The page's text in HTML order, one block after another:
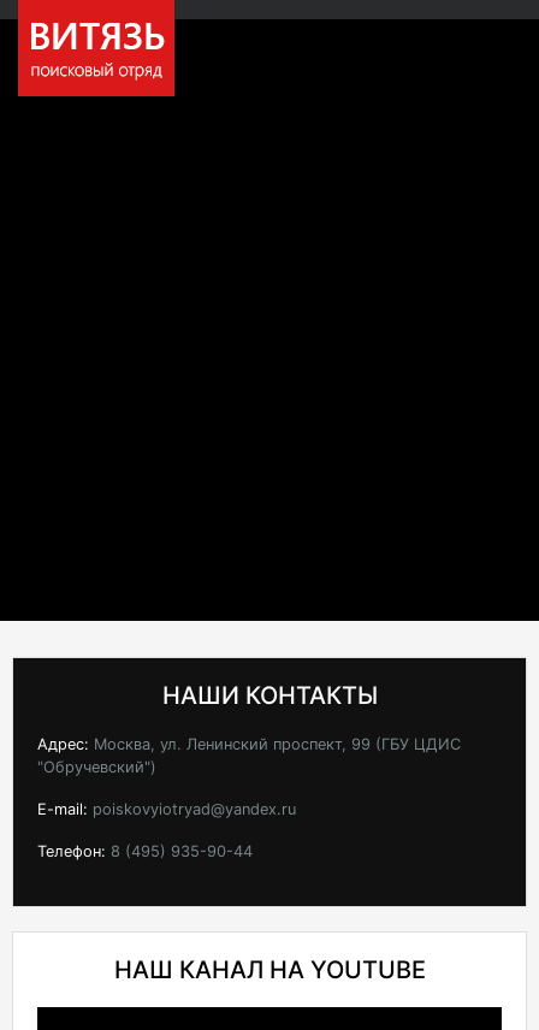
НАШИ КОНТАКТЫ
Адрес: Москва, ул. Ленинский проспект, 99 (ГБУ ЦДИС
"Обручевский")
E-mail: poiskovyiotryad@yandex.ru
Телефон: 8 (495) 935-90-44
НАШ КАНАЛ НА YOUTUBE